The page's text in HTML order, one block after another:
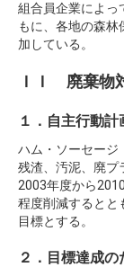
組合員企業によっ
もに、各地の森
加している。
ＩＩ 廃棄物
１．自主行動
ハム・ソーセージ
残渣、汚泥、廃プ
2003年度から
程度削減するとと
目標とする。
２．目標達成